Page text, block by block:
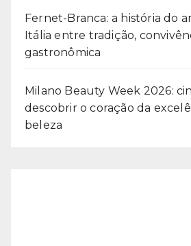
Fernet-Branca: a história do
Itália entre tradição,
gastronômica
Milano Beauty Week 2026:
descobrir o coração da
beleza